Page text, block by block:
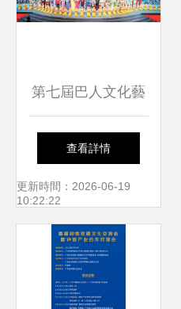
第七屆巴人文化藝
術節 賡續文脈，賦
能未來，共繪文旅
融合新畫卷
查看詳情
更新時間：2026-06-19
10:22:22